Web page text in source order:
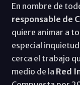
En nombre de
responsable de
quiere animar a
especial
cerca el trabajo
medio de la Red